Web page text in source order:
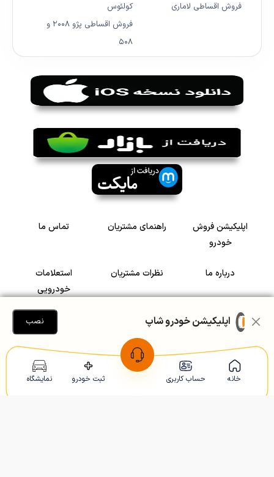
خانه حساب کاربری ثبت خودرو نمایشگاه
فروش اقساطی لاماری
کولئوس
فروش اقساطی پژو ۲۰۰۸ و
۵۰۸
اپلیکیشن فروش
خودرو
راهنمای مشتریان تماس ما
درباره ما نظرات مشتریان
استعلامات
خودرویی
سرمایه گذاری در
رضایت مشتریان
Copyright © 2005-2026 Khodroshop.ir
اپلیکیشن خودرو شاپ نصب